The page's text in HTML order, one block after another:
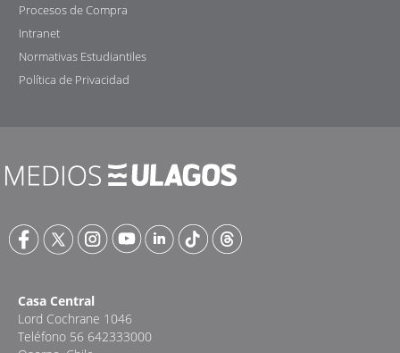
Procesos de Compra
Intranet
Normativas Estudiantiles
Política de Privacidad
Casa Central
Lord Cochrane 1046
Teléfono 56 642333000